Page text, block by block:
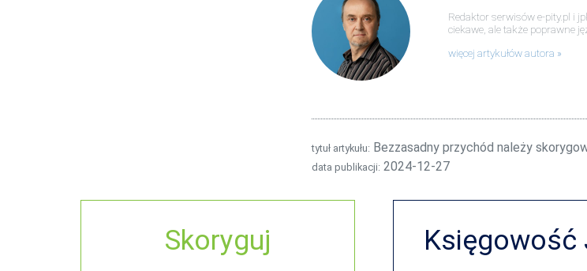
Redaktor serwisów e-pity.pl i
ciekawe, ale także poprawne
więcej artykułów autora
tytuł artykułu: Bezzasadny przychód należy
data publikacji: 2024-12-27
Skoryguj Księgowość